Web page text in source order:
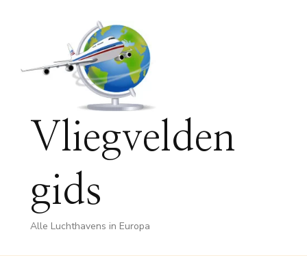
Vliegvelden
gids
Alle Luchthavens in Europa